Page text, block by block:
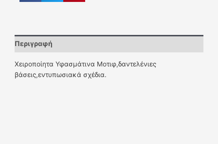
Περιγραφή
Χειροποίητα Υφασμάτινα Μοτιφ,δαντελένιες
βάσεις,εντυπωσιακά σχέδια.